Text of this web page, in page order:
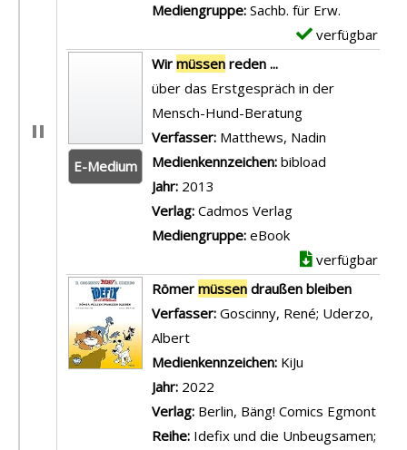
Mediengruppe: Sachb. für Erw.
verfügbar
E-Medium
Wir müssen reden ...
über das Erstgespräch in der
Mensch-Hund-Beratung
Verfasser: Matthews, Nadin
Medienkennzeichen: bibload
Jahr: 2013
Verlag: Cadmos Verlag
Mediengruppe: eBook
verfügbar
Römer müssen draußen bleiben
Verfasser: Goscinny, René; Uderzo,
Albert
Medienkennzeichen: KiJu
Jahr: 2022
Verlag: Berlin, Bäng! Comics Egmont
Reihe: Idefix und die Unbeugsamen;